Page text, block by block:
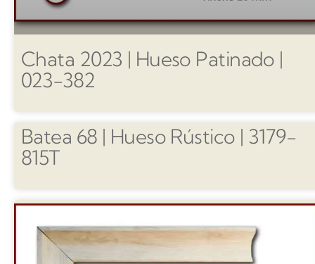
Chata 2023 | Hueso Patinado |
023-382
Batea 68 | Hueso Rústico | 3179-
815T